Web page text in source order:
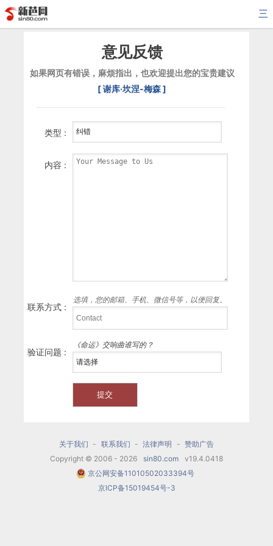
三
意见反馈
如果网页有错误，麻烦指出，也欢迎提出您的宝贵建议
[ 谢库·坎涅-梅森 ]
类型 :
内容 :
联系方式 :
选填，您的邮箱、手机、微信号等，以便回复。
验证问题 :
《命运》交响曲谁写的？
关于我们 - 联系我们 - 法律声明 - 赞助广告
Copyright © 2006 - 2026
sin80.com
v19.4.0418
京公网安备11010502033394号
京ICP备15019454号-3